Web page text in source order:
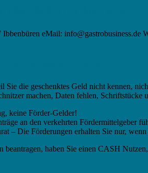
eMail:
die geschenktes Geld nicht kennen,
machen, Daten fehlen,
keine Förder-Gelder!
an den verkehrten Fördermittelgeber
– Die Förderungen erhalten Sie nur,
beantragen, haben Sie einen CASH